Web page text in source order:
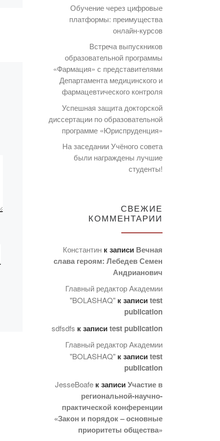
жизнь»
15 сентября в академии
«Bolashaq» при
поддержке НАО «Центр
поддержки гражданских
инициатив»
«Молодежная лига» BIZ
BIRGEMIZ» и
Представительство РОО
«Ассамблея жастары»
Обучение через цифровые
платформы: преимущества
онлайн-курсов
Встреча выпускников
образовательной программы
«Фармация» с представителями
Департамента медицинского и
фармацевтического контроля
Успешная защита докторской
диссертации по образовательной
программе «Юриспруденция»
На заседании Учёного совета
были награждены лучшие
студенты!
СВЕЖИЕ
КОММЕНТАРИИ
Константин к записи Вечная
слава героям: Лебедев Семен
Андрианович
Главный редактор Академии
"BOLASHAQ" к записиtest
publication
sdfsdfs к записиtest publication
Главный редактор Академии
"BOLASHAQ" к записиtest
publication
JesseBoafe к записиУчастие в
региональной-научно-
практической конференции
«Закон и порядок – основные
приоритеты общества»